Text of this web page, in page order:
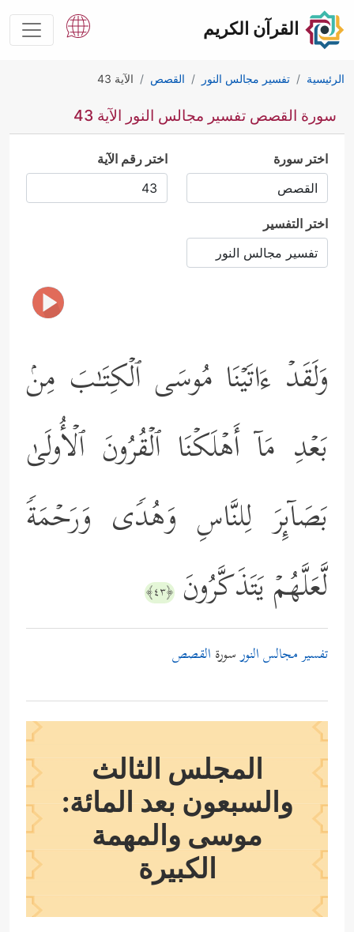
القرآن الكريم
الرئيسية تفسير مجالس النور القصص الآية 43
سورة القصص تفسير مجالس النور الآية 43
اختر سورة اختر رقم الآية
اختر التفسير
وَلَقَدۡ ءَاتَیۡنَا مُوسَى ٱلۡكِتَـٰبَ مِنۢ
بَعۡدِ مَاۤ أَهۡلَكۡنَا ٱلۡقُرُونَ ٱلۡأُولَىٰ
بَصَاۤىِٕرَ لِلنَّاسِ وَهُدࣰى وَرَحۡمَةࣰ
لَّعَلَّهُمۡ یَتَذَكَّرُونَ ﴿٤٣﴾
تفسير مجالس النورسورة القصص
المجلس الثالث
والسبعون بعد المائة:
موسى والمهمة
الكبيرة